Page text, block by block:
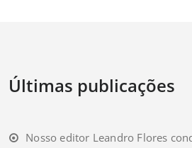
Últimas publicações
Nosso editor Leandro Flores